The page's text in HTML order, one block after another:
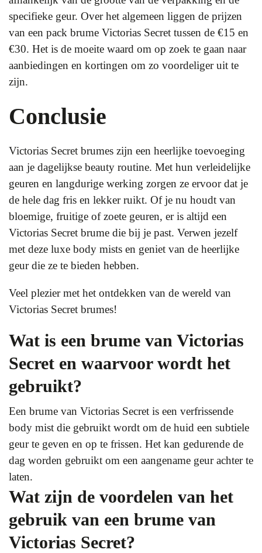
specifieke geur. Over het algemeen liggen de prijzen
van een pack brume Victorias Secret tussen de €15 en
€30. Het is de moeite waard om op zoek te gaan naar
aanbiedingen en kortingen om zo voordeliger uit te
zijn.
Conclusie
Victorias Secret brumes zijn een heerlijke toevoeging
aan je dagelijkse beauty routine. Met hun verleidelijke
geuren en langdurige werking zorgen ze ervoor dat je
de hele dag fris en lekker ruikt. Of je nu houdt van
bloemige, fruitige of zoete geuren, er is altijd een
Victorias Secret brume die bij je past. Verwen jezelf
met deze luxe body mists en geniet van de heerlijke
geur die ze te bieden hebben.
Veel plezier met het ontdekken van de wereld van
Victorias Secret brumes!
Wat is een brume van Victorias
Secret en waarvoor wordt het
gebruikt?
Een brume van Victorias Secret is een verfrissende
body mist die gebruikt wordt om de huid een subtiele
geur te geven en op te frissen. Het kan gedurende de
dag worden gebruikt om een aangename geur achter te
laten.
Wat zijn de voordelen van het
gebruik van een brume van
Victorias Secret?